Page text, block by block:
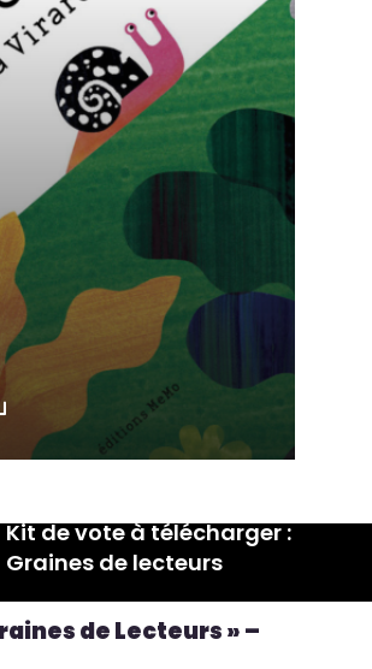
Kit de vote à télécharger :
Graines de lecteurs
de Lecteurs » –